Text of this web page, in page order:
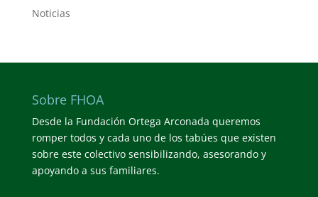
Noticias
Sobre FHOA
Desde la Fundación Ortega Arconada queremos
romper todos y cada uno de los tabúes que existen
sobre este colectivo sensibilizando, asesorando y
apoyando a sus familiares.